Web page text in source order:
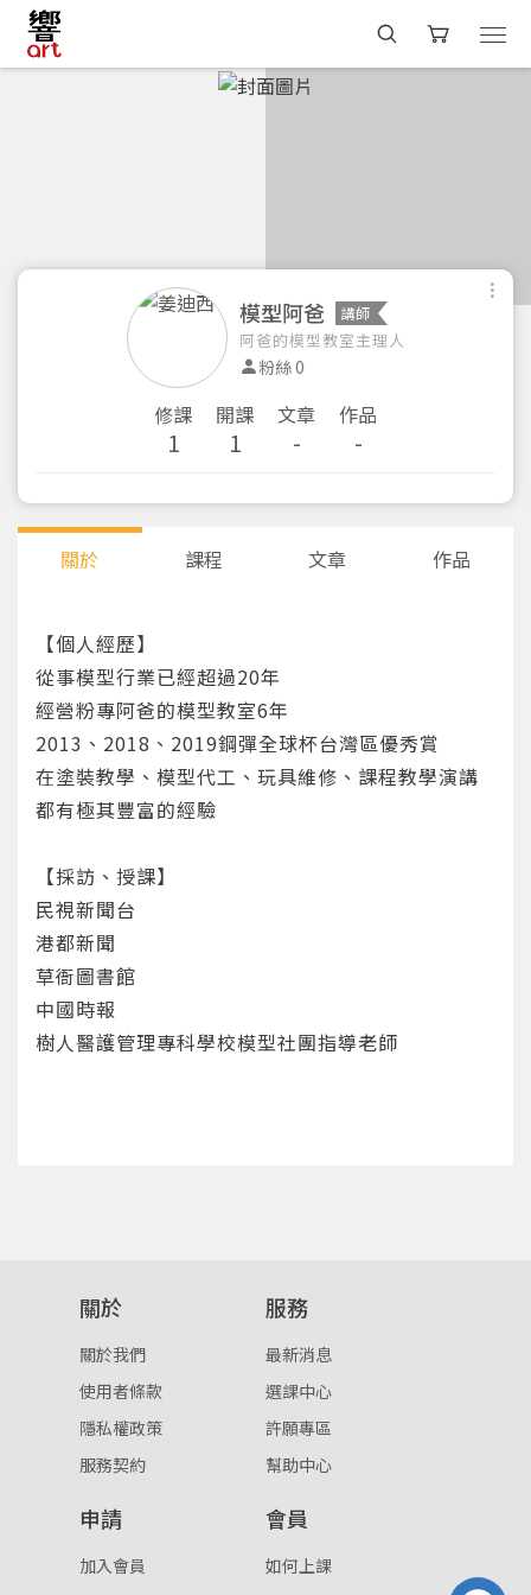
註冊
按下註冊即代表你同意我們的使用者條款
您將收到一封Email，請依照信件中的指示重新登
入。
點擊下方「確定」將前一位使用者強制登出。
模型阿爸 講師
阿爸的模型教室主理人
粉絲 0
修課
1
開課
1
文章
-
作品
-
關於 課程 文章 作品
【個人經歷】
從事模型行業已經超過20年
經營粉專阿爸的模型教室6年
2013、2018、2019鋼彈全球杯台灣區優秀賞
在塗裝教學、模型代工、玩具維修、課程教學演講
都有極其豐富的經驗
【採訪、授課】
民視新聞台
港都新聞
草衙圖書館
中國時報
樹人醫護管理專科學校模型社團指導老師
關於
關於我們
使用者條款
隱私權政策
服務契約
服務
最新消息
選課中心
許願專區
幫助中心
申請
加入會員
會員
如何上課